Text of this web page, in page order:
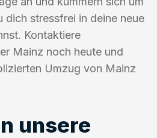
dich stressfrei in deine neue
Kontaktiere
Mainz noch heute und
Umzug von Mainz
unsere